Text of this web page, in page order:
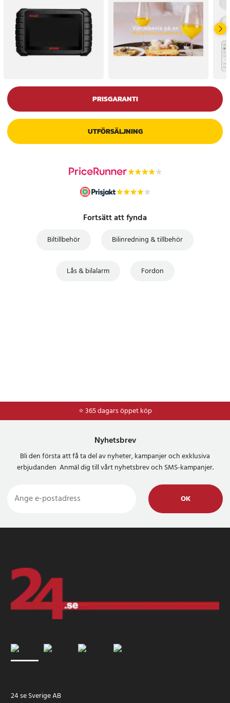
PRISGARANTI
UTFÖRSÄLJNING
Fortsätt att fynda
Biltillbehör Bilinredning & tillbehör
Lås & bilalarm Fordon
⭐ 365 dagars öppet köp
⭐Frakt 49kr *
Nyhetsbrev
Bli den första att få ta del av nyheter, kampanjer och exklusiva
erbjudanden Anmäl dig till vårt nyhetsbrev och SMS-kampanjer.
OK
24 se Sverige AB